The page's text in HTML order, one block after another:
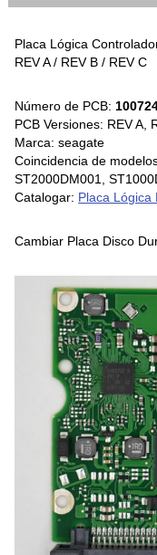
Placa Lógica
REV A / REV B / REV C
Número de PCB:
PCB Versiones: REV A,
Marca: seagate
Coincidencia de
ST2000DM001,
Catalogar: Placa Lógica
Cambiar Placa Disco